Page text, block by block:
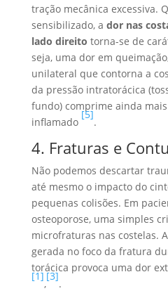
tração mecânica excessiva.
sensibilizado, a dor nas
lado direito torna-se de
seja, uma dor em
unilateral que contorna a
da pressão intratorácica
fundo) comprime ainda
inflamado
[5]
.
4. Fraturas e
Não podemos descartar
até mesmo o impacto do
pequenas colisões. Em
osteoporose, uma simples
microfraturas nas costelas.
gerada no foco da fratura
torácica provoca uma dor
[1]
,
[3]
.